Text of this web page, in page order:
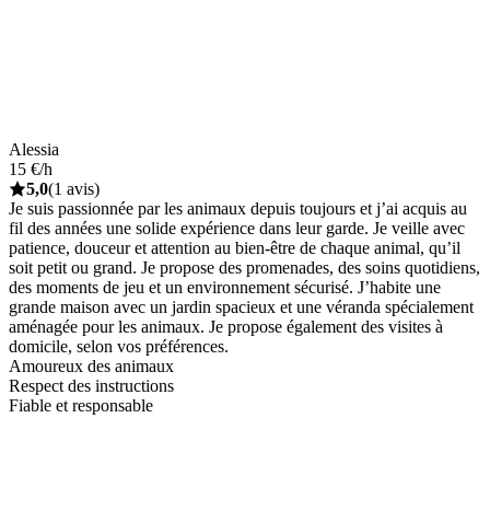
Alessia
15 €/h
5,0(1 avis)
Je suis passionnée par les animaux depuis toujours et j’ai acquis au
fil des années une solide expérience dans leur garde. Je veille avec
patience, douceur et attention au bien-être de chaque animal, qu’il
soit petit ou grand. Je propose des promenades, des soins quotidiens,
des moments de jeu et un environnement sécurisé. J’habite une
grande maison avec un jardin spacieux et une véranda spécialement
aménagée pour les animaux. Je propose également des visites à
domicile, selon vos préférences.
Amoureux des animaux
Respect des instructions
Fiable et responsable